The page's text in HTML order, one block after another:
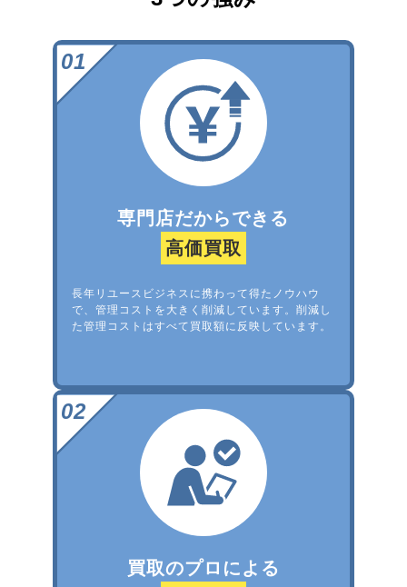
専門店だからできる
高価買取
長年リユースビジネスに携わって得たノウハウ
で、管理コストを大きく削減しています。削減し
た管理コストはすべて買取額に反映しています。
買取のプロによる